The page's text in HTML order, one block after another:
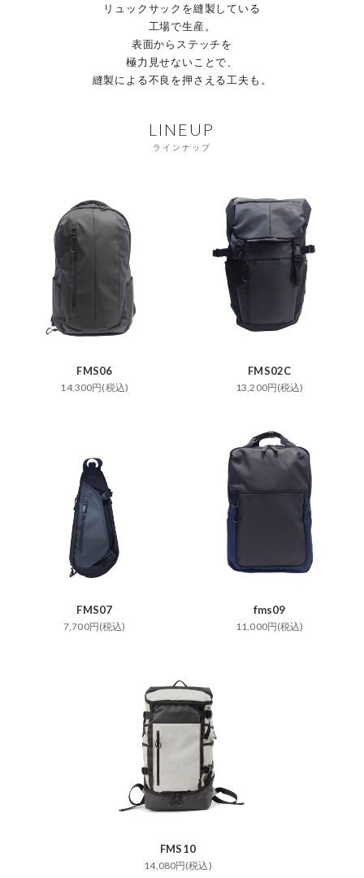
リュックサックを縫製している
工場で生産。
表面からステッチを
極力見せないことで、
縫製による不良を押さえる工夫も。
LINEUP
ラインナップ
FMS06
14,300円(税込)
FMS02C
13,200円(税込)
FMS07
7,700円(税込)
fms09
11,000円(税込)
FMS10
14,080円(税込)